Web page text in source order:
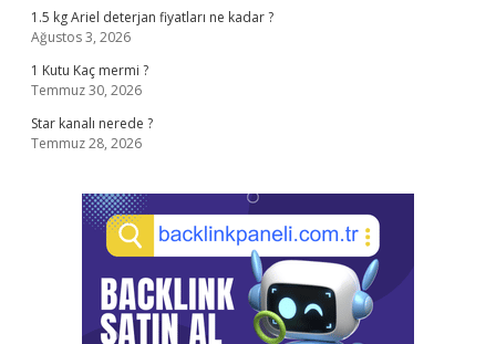
1.5 kg Ariel deterjan fiyatları ne kadar ?
Ağustos 3, 2026
1 Kutu Kaç mermi ?
Temmuz 30, 2026
Star kanalı nerede ?
Temmuz 28, 2026